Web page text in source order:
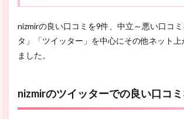
nizmirの良い口コミを9件、中立～悪い口コ
タ」「ツイッター」を中心にその他ネット
ました。
nizmirのツイッターでの良い口コ